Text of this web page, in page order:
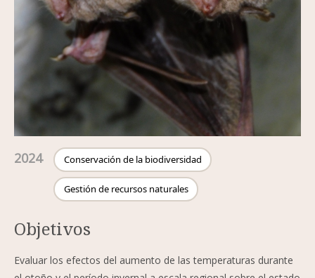
2024 Conservación de la biodiversidad
Gestión de recursos naturales
Objetivos
Evaluar los efectos del aumento de las temperaturas durante